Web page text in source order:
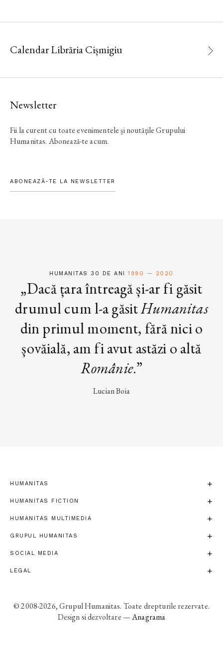
Calendar Librăria Cișmigiu
Newsletter
Fii la curent cu toate evenimentele și noutățile Grupului
Humanitas. Abonează-te acum.
ABONEAZĂ-TE LA NEWSLETTER
HUMANITAS 30 DE ANI1990 — 2020
„Dacă țara întreagă și-ar fi găsit
drumul cum l-a găsitHumanitas
din primul moment, fără nici o
șovăială, am fi avut astăzi o altă
Românie.”
Lucian Boia
HUMANITAS
HUMANITAS FICTION
HUMANITAS MULTIMEDIA
GRUPUL HUMANITAS
SOCIAL MEDIA
LEGAL
© 2008-2026, Grupul Humanitas. Toate drepturile rezervate.
Design si dezvoltare —Anagrama